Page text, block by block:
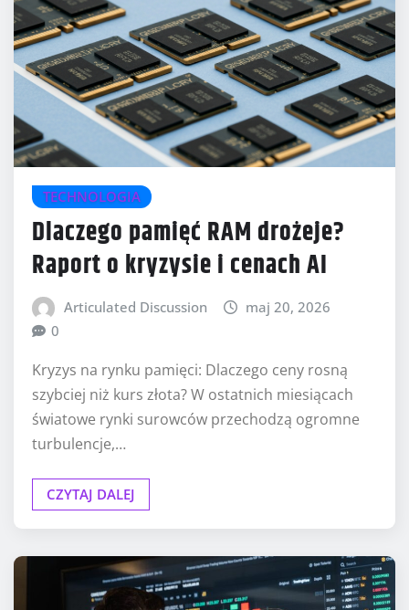
TECHNOLOGIA
Dlaczego pamięć RAM drożeje?
Raport o kryzysie i cenach AI
Articulated Discussion
maj 20, 2026
0
Kryzys na rynku pamięci: Dlaczego ceny rosną
szybciej niż kurs złota? W ostatnich miesiącach
światowe rynki surowców przechodzą ogromne
turbulencje,…
CZYTAJ DALEJ